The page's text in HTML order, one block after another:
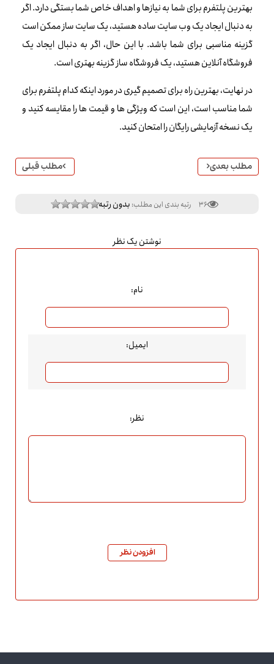
بهترین پلتفرم برای شما به نیازها و اهداف خاص شما بستگی دارد. اگر
به دنبال ایجاد یک وب سایت ساده هستید، یک سایت ساز ممکن است
گزینه مناسبی برای شما باشد. با این حال، اگر به دنبال ایجاد یک
فروشگاه آنلاین هستید، یک فروشگاه ساز گزینه بهتری است.
در نهایت، بهترین راه برای تصمیم گیری در مورد اینکه کدام پلتفرم برای
شما مناسب است، این است که ویژگی ها و قیمت ها را مقایسه کنید و
یک نسخه آزمایشی رایگان را امتحان کنید.
مطلب قبلی مطلب بعدی
36 رتبه بندی این مطلب: بدون رتبه
نوشتن یک نظر
نام:
ایمیل:
نظر:
افزودن نظر